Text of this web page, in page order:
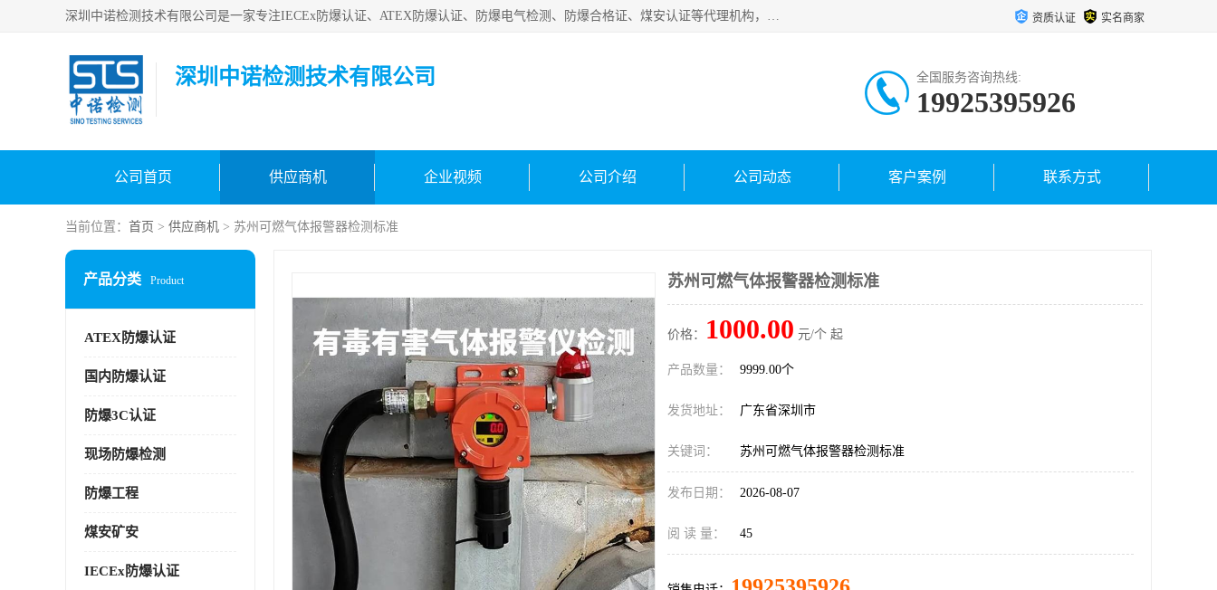
深圳中诺检测技术有限公司是一家专注IECEx防爆认证、ATEX防爆认证、防爆电气检测、防爆合格证、煤安认证等代理机构，可为客户提供从防爆设计、认证、现场检查、工程施工改造、培训等一站式服务。 资质认证 实名商家
深圳中诺检测技术有限公司 全国服务咨询热线:
19925395926
公司首页 供应商机 企业视频 公司介绍 公司动态 客户案例 联系方式
当前位置： 首页 > 供应商机 > 苏州可燃气体报警器检测标准
产品分类 Product
ATEX防爆认证
国内防爆认证
防爆3C认证
现场防爆检测
防爆工程
煤安矿安
IECEx防爆认证
苏州可燃气体报警器检测标准
价格： 1000.00 元/个 起
产品数量： 9999.00个
发货地址： 广东省深圳市
关键词： 苏州可燃气体报警器检测标准
发布日期： 2026-08-07
阅 读 量： 45